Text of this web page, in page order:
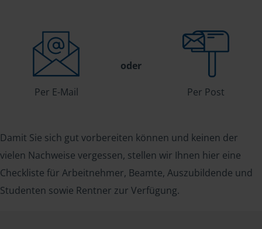
Per E-Mail
oder
Per Post
Damit Sie sich gut vorbereiten können und keinen der
vielen Nachweise vergessen, stellen wir Ihnen hier eine
Checkliste für Arbeitnehmer, Beamte, Auszubildende und
Studenten sowie Rentner zur Verfügung.